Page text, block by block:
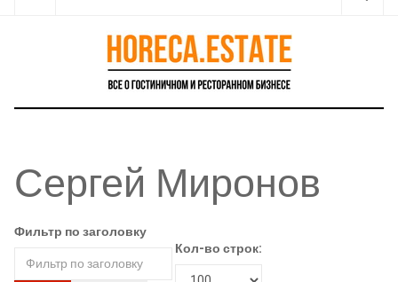
Сергей Миронов
Фильтр по заголовку
Кол-во строк: